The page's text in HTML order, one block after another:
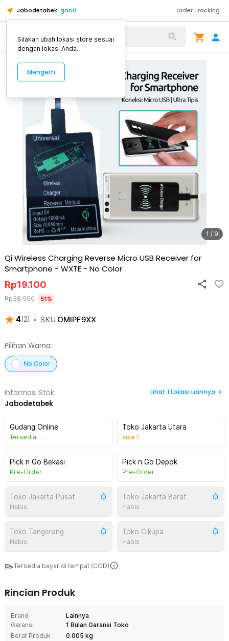
Jabodetabek ganti Order Tracking
Alat Kopi
1 / 9
Qi Wireless Charging Reverse Micro USB Receiver for
Smartphone - WXTE - No Color
4(2) • SKU OMIPF9XX
Rp19.100
Rp38.900 51%
Pilihan Warna:
No Color
Informasi Stok:
Jabodetabek
Lihat 1Lokasi Lainnya
Gudang Online
Tersedia
Toko Jakarta Utara
sisa 2
Pick n Go Bekasi
Pre-Order
Pick n Go Depok
Pre-Order
Toko Jakarta Pusat
Habis
Toko Jakarta Barat
Habis
Toko Tangerang
Habis
Toko Cikupa
Habis
Tersedia bayar di tempat (COD)
Rincian Produk
Brand
Lainnya
Garansi
1 Bulan Garansi Toko
Berat Produk
0.005 kg
Silakan ubah lokasi store sesuai
dengan lokasi Anda.
Mengerti